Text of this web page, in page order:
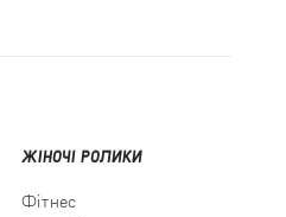
ЖІНОЧІ РОЛИКИ
Фітнес